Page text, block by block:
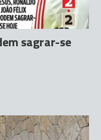
sagrar-se